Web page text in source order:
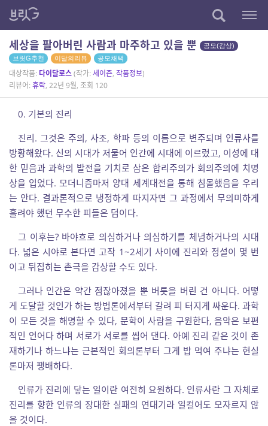
세상을 팔아버린 사람과 마주하고 있을 뿐
공모(감상)
브릿G추천
이달의리뷰 공모채택
대상작품: 다이달로스(작가: 세이즌, 작품정보)
리뷰어: 휴락, 22년 9월, 조회 120
0. 기본의 진리
진리. 그것은 주의, 사조, 학파 등의 이름으로 변주되며 인류사를
방황해왔다. 신의 시대가 저물어 인간에 시대에 이르렀고, 이성에 대
한 믿음과 과학의 발전을 기치로 삼은 합리주의가 회의주의에 치명
상을 입었다. 모더니즘마저 양대 세계대전을 통해 침몰했음을 우리
는 안다. 결과론적으로 냉정하게 따지자면 그 과정에서 무의미하게
흘려야 했던 무수한 피들은 덤이다.
그 이후는? 바야흐로 의심하거나 의심하기를 체념하거나의 시대
다. 넓은 시야로 본다면 고작 1~2세기 사이에 진리와 정설이 몇 번
이고 뒤집히는 촌극을 감상할 수도 있다.
그러나 인간은 약간 점잖아졌을 뿐 버릇을 버린 건 아니다. 어떻
게 도달할 것인가 하는 방법론에서부터 갈려 피 터지게 싸운다. 과학
이 모든 것을 해명할 수 있다, 문학이 사람을 구원한다, 음악은 보편
적인 언어다 하며 서로가 서로를 씹어 댄다. 아예 진리 같은 것이 존
재하기나 하느냐는 근본적인 회의론부터 그게 밥 먹여 주냐는 현실
론마저 팽배하다.
인류가 진리에 닿는 일이란 여전히 요원하다. 인류사란 그 자체로
진리를 향한 인류의 장대한 실패의 연대기라 일컬어도 모자르지 않
을 것이다.